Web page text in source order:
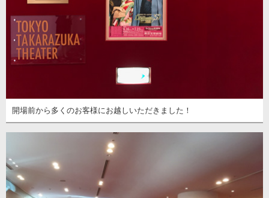
開場前から多くのお客様にお越しいただきました！